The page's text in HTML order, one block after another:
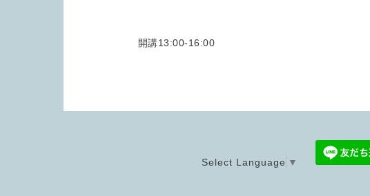
開講13:00-16:00
Select Language ▼